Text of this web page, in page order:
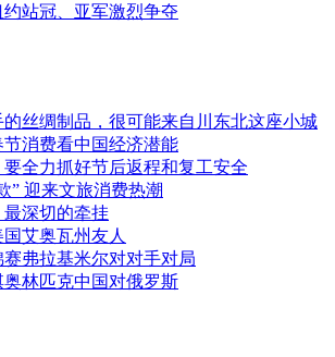
约站冠、亚军激烈争夺
丝绸制品，很可能来自川东北这座小城
消费看中国经济潜能
全力抓好节后返程和复工安全
” 迎来文旅消费热潮
深切的牵挂
艾奥瓦州友人
赛弗拉基米尔对对手对局
林匹克中国对俄罗斯